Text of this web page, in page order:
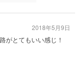
がとてもいい感じ！
2018年5月9日